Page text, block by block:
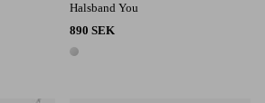
Halsband You
890 SEK
1 färg